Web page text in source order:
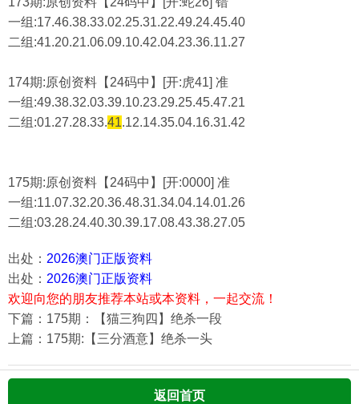
一组:17.46.38.33.02.25.31.22.49.24.45.40
二组:41.20.21.06.09.10.42.04.23.36.11.27
174期:原创资料【24码中】[开:虎41] 准
一组:49.38.32.03.39.10.23.29.25.45.47.21
二组:01.27.28.33.41.12.14.35.04.16.31.42
175期:原创资料【24码中】[开:0000] 准
一组:11.07.32.20.36.48.31.34.04.14.01.26
二组:03.28.24.40.30.39.17.08.43.38.27.05
出处： 2026澳门正版资料
出处： 2026澳门正版资料
欢迎向您的朋友推荐本站或本资料，一起交流！
下篇：175期：【猫三狗四】绝杀一段
上篇：175期:【三分酒意】绝杀一头
返回首页